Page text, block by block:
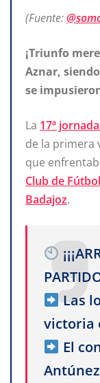
(Fuente:
¡Triunfo
Aznar,
se
La 17ª jornada
de la primera
que
Club de Fútbol
Badajoz.
Las
victoria
El